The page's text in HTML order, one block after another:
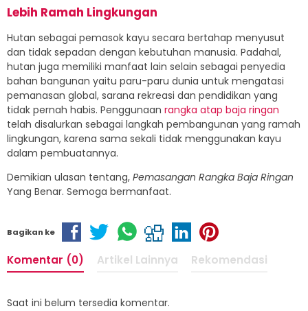
Lebih Ramah Lingkungan
Hutan sebagai pemasok kayu secara bertahap menyusut
dan tidak sepadan dengan kebutuhan manusia. Padahal,
hutan juga memiliki manfaat lain selain sebagai penyedia
bahan bangunan yaitu paru-paru dunia untuk mengatasi
pemanasan global, sarana rekreasi dan pendidikan yang
tidak pernah habis. Penggunaan rangka atap baja ringan
telah disalurkan sebagai langkah pembangunan yang ramah
lingkungan, karena sama sekali tidak menggunakan kayu
dalam pembuatannya.
Demikian ulasan tentang, Pemasangan Rangka Baja Ringan
Yang Benar. Semoga bermanfaat.
Bagikan ke
Komentar (0) Artikel Lainnya Rekomendasi
Saat ini belum tersedia komentar.